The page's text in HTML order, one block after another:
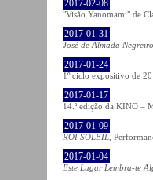
2017-02-08
"Visão Yanomami" de
2017-01-31
José de Almada
2017-01-24
1º ciclo expositivo de
2017-01-17
14.ª edição da KINO –
2017-01-09
ROI SOLEIL ,
2017-01-04
Este Lugar Lembra-te